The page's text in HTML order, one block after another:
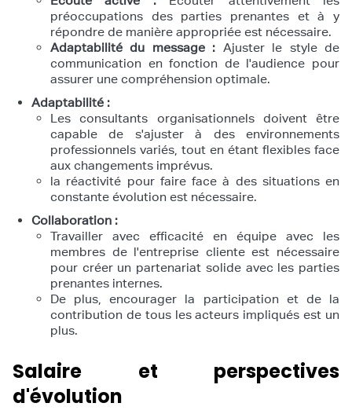
préoccupations des parties prenantes et à y
répondre de manière appropriée est nécessaire.
Adaptabilité du message : Ajuster le style de
communication en fonction de l'audience pour
assurer une compréhension optimale.
Adaptabilité :
Les consultants organisationnels doivent être
capable de s'ajuster à des environnements
professionnels variés, tout en étant flexibles face
aux changements imprévus.
la réactivité pour faire face à des situations en
constante évolution est nécessaire.
Collaboration :
Travailler avec efficacité en équipe avec les
membres de l'entreprise cliente est nécessaire
pour créer un partenariat solide avec les parties
prenantes internes.
De plus, encourager la participation et de la
contribution de tous les acteurs impliqués est un
plus.
Salaire et perspectives
d'évolution